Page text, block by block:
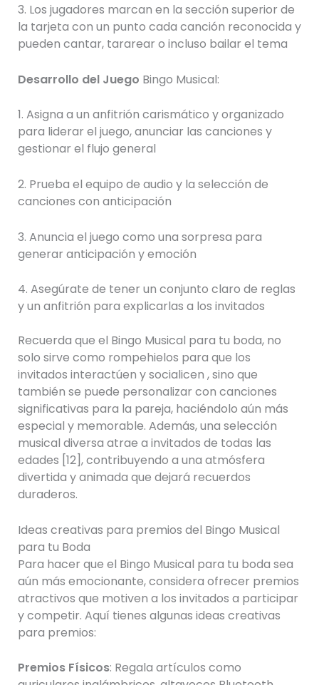
3. Los jugadores marcan en la sección superior de
la tarjeta con un punto cada canción reconocida y
pueden cantar, tararear o incluso bailar el tema
Desarrollo del Juego Bingo Musical:
1. Asigna a un anfitrión carismático y organizado
para liderar el juego, anunciar las canciones y
gestionar el flujo general
2. Prueba el equipo de audio y la selección de
canciones con anticipación
3. Anuncia el juego como una sorpresa para
generar anticipación y emoción
4. Asegúrate de tener un conjunto claro de reglas
y un anfitrión para explicarlas a los invitados
Recuerda que el Bingo Musical para tu boda, no
solo sirve como rompehielos para que los
invitados interactúen y socialicen , sino que
también se puede personalizar con canciones
significativas para la pareja, haciéndolo aún más
especial y memorable. Además, una selección
musical diversa atrae a invitados de todas las
edades [12], contribuyendo a una atmósfera
divertida y animada que dejará recuerdos
duraderos.
Ideas creativas para premios del Bingo Musical
para tu Boda
Para hacer que el Bingo Musical para tu boda sea
aún más emocionante, considera ofrecer premios
atractivos que motiven a los invitados a participar
y competir. Aquí tienes algunas ideas creativas
para premios:
Premios Físicos: Regala artículos como